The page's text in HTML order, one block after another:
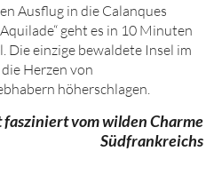
Ausflug in die Calanques
geht es in 10 Minuten
Die einzige bewaldete Insel im
Herzen von
höherschlagen.
fasziniert vom wilden Charme
Südfrankreichs